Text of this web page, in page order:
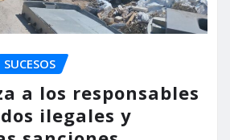
SUCESOS
a los responsables
ilegales y